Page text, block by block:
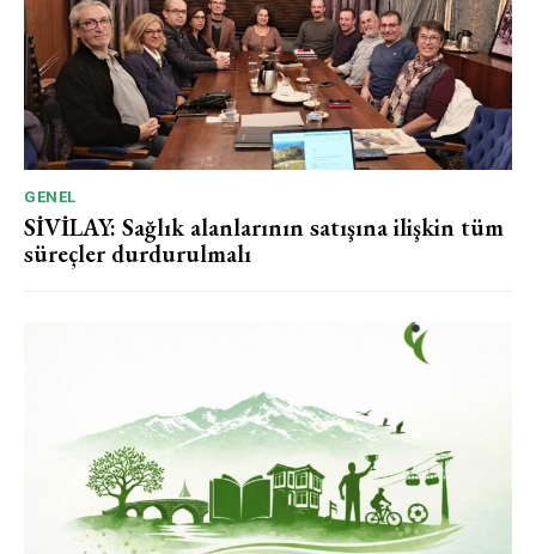
GENEL
SİVİLAY: Sağlık alanlarının satışına ilişkin tüm
süreçler durdurulmalı